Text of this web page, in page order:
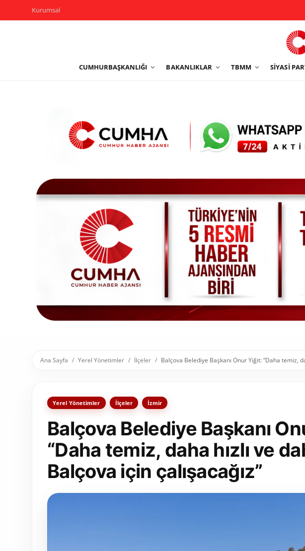
Kurumsal
CUMHURBAŞKANLIĞI BAKANLIKLAR TBMM SIYASI
Yerel Yönetimler
Sivil Toplum Kuruluşları
Kamu Kurumları ve Üst Kurullar
Resmi Reklamlar
Ana Sayfa Yerel Yönetimler İlçeler Balçova Belediye Başkanı Onur Yiğit: “Daha temiz,
Yerel Yönetimler İlçeler İzmir
Balçova Belediye Başkanı
“Daha temiz, daha hızlı ve
Balçova için çalışacağız”